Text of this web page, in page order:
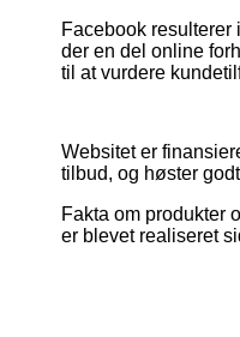
Facebook
der en del online
til at vurdere
Websitet er
tilbud, og høster
Fakta om produkter
er blevet realiseret